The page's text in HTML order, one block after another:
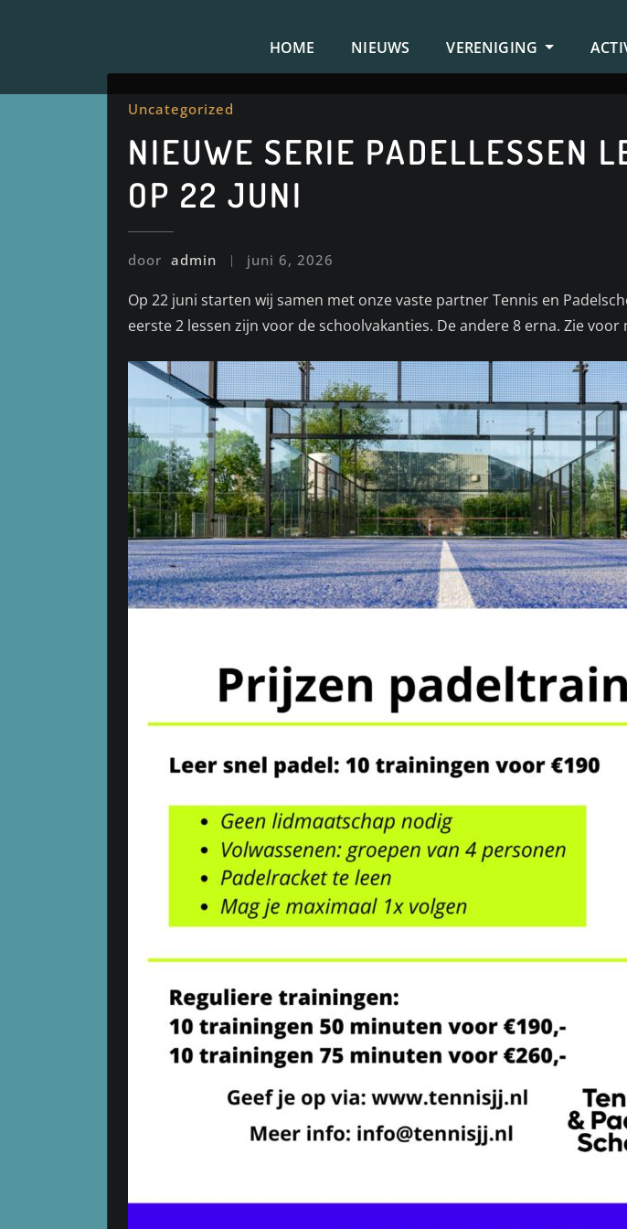
HOME NIEUWS VERENIGING
Uncategorized
NIEUWE SERIE PADELLESSEN
OP 22 JUNI
door admin juni 6, 2026
Op 22 juni starten wij samen met onze vaste partner Tennis en
eerste 2 lessen zijn voor de schoolvakanties. De andere 8 erna. Zie